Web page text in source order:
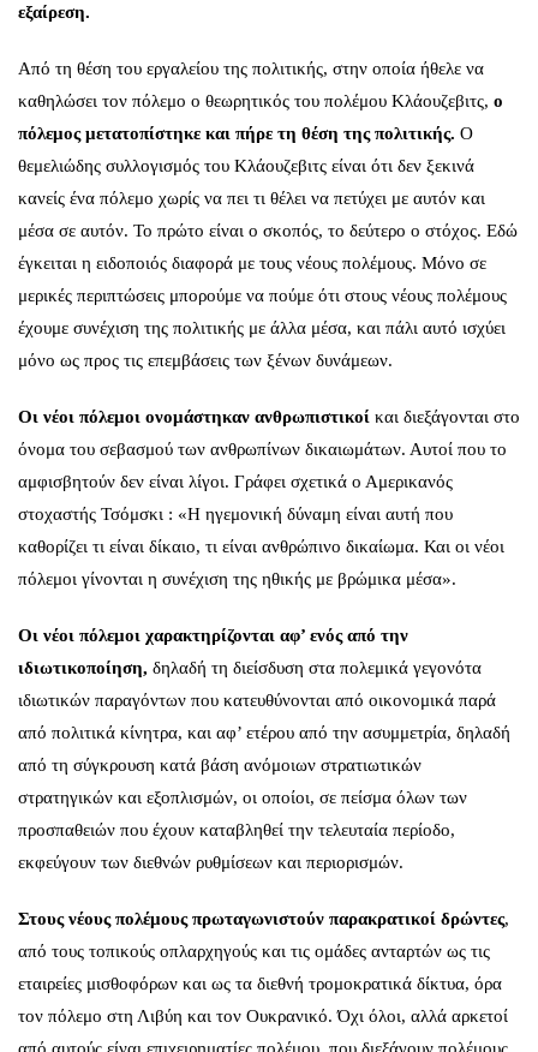
εξαίρεση.
Από τη θέση του εργαλείου της πολιτικής, στην οποία ήθελε να
καθηλώσει τον πόλεμο ο θεωρητικός του πολέμου Κλάουζεβιτς, ο
πόλεμος μετατοπίστηκε και πήρε τη θέση της πολιτικής. Ο
θεμελιώδης συλλογισμός του Κλάουζεβιτς είναι ότι δεν ξεκινά
κανείς ένα πόλεμο χωρίς να πει τι θέλει να πετύχει με αυτόν και
μέσα σε αυτόν. Το πρώτο είναι ο σκοπός, το δεύτερο ο στόχος. Εδώ
έγκειται η ειδοποιός διαφορά με τους νέους πολέμους. Μόνο σε
μερικές περιπτώσεις μπορούμε να πούμε ότι στους νέους πολέμους
έχουμε συνέχιση της πολιτικής με άλλα μέσα, και πάλι αυτό ισχύει
μόνο ως προς τις επεμβάσεις των ξένων δυνάμεων.
Οι νέοι πόλεμοι ονομάστηκαν ανθρωπιστικοί και διεξάγονται στο
όνομα του σεβασμού των ανθρωπίνων δικαιωμάτων. Αυτοί που το
αμφισβητούν δεν είναι λίγοι. Γράφει σχετικά ο Αμερικανός
στοχαστής Τσόμσκι : «Η ηγεμονική δύναμη είναι αυτή που
καθορίζει τι είναι δίκαιο, τι είναι ανθρώπινο δικαίωμα. Και οι νέοι
πόλεμοι γίνονται η συνέχιση της ηθικής με βρώμικα μέσα».
Οι νέοι πόλεμοι χαρακτηρίζονται αφ’ ενός από την
ιδιωτικοποίηση, δηλαδή τη διείσδυση στα πολεμικά γεγονότα
ιδιωτικών παραγόντων που κατευθύνονται από οικονομικά παρά
από πολιτικά κίνητρα, και αφ’ ετέρου από την ασυμμετρία, δηλαδή
από τη σύγκρουση κατά βάση ανόμοιων στρατιωτικών
στρατηγικών και εξοπλισμών, οι οποίοι, σε πείσμα όλων των
προσπαθειών που έχουν καταβληθεί την τελευταία περίοδο,
εκφεύγουν των διεθνών ρυθμίσεων και περιορισμών.
Στους νέους πολέμους πρωταγωνιστούν παρακρατικοί δρώντες,
από τους τοπικούς οπλαρχηγούς και τις ομάδες ανταρτών ως τις
εταιρείες μισθοφόρων και ως τα διεθνή τρομοκρατικά δίκτυα, όρα
τον πόλεμο στη Λιβύη και τον Ουκρανικό. Όχι όλοι, αλλά αρκετοί
από αυτούς είναι επιχειρηματίες πολέμου, που διεξάγουν πολέμους